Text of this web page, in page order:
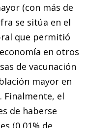
(con más de
se sitúa en el
que permitió
en otros
de vacunación
mayor en
Finalmente, el
de haberse
(0,01% de